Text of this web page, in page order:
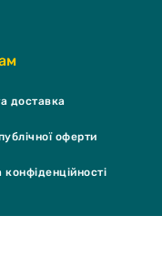
доставка
оферти
конфіденційності